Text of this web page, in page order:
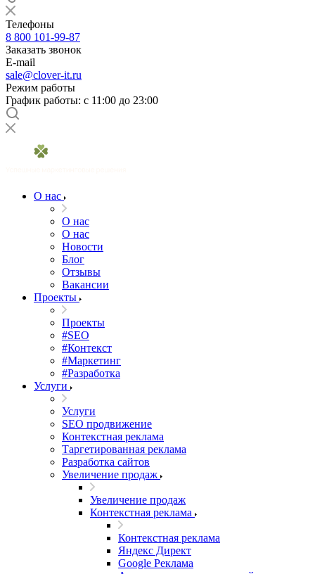
Телефоны
8 800 101-99-87
Заказать звонок
E-mail
sale@clover-it.ru
Режим работы
График работы: с 11:00 до 23:00
О нас
О нас
О нас
Новости
Блог
Отзывы
Вакансии
Проекты
Проекты
#SEO
#Контекст
#Маркетинг
#Разработка
Услуги
Услуги
SEO продвижение
Контекстная реклама
Таргетированная реклама
Разработка сайтов
Увеличение продаж
Увеличение продаж
Контекстная реклама
Контекстная реклама
Яндекс Директ
Google Реклама